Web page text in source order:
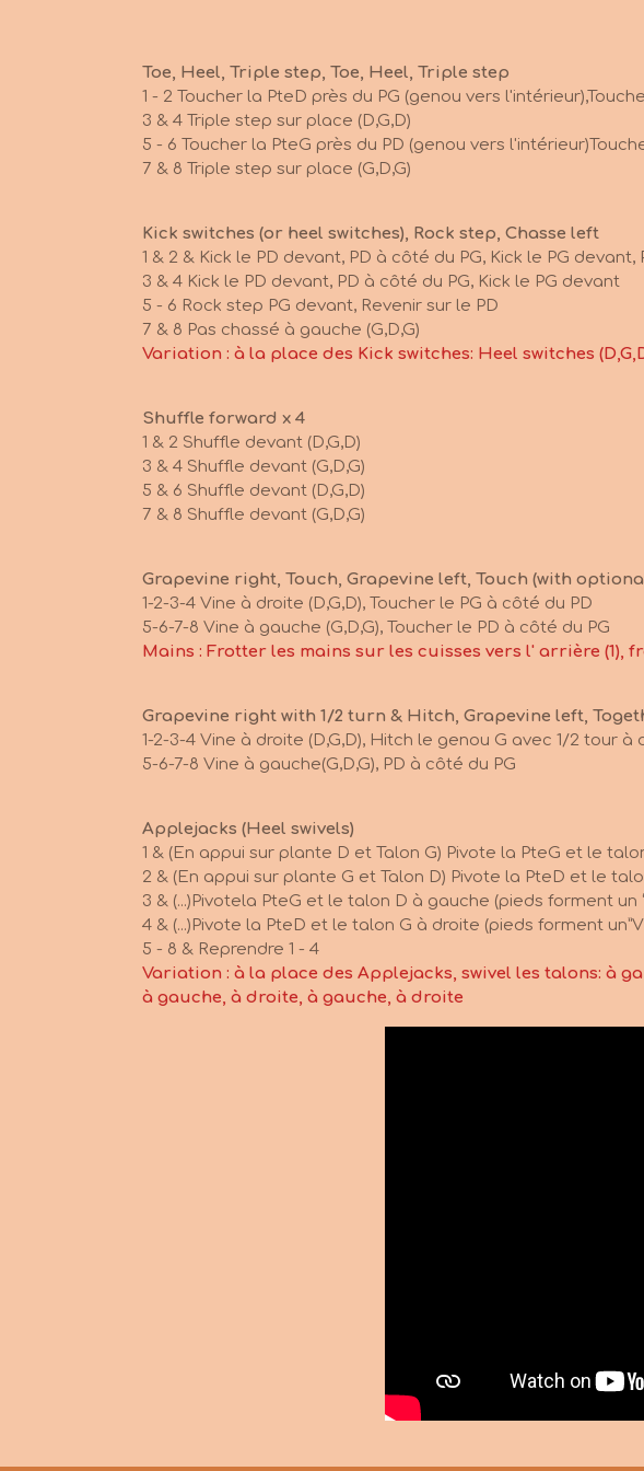
Toe, Heel, Triple step, Toe, Heel, Triple step
1 - 2 Toucher la PteD près du PG (genou vers
3 & 4 Triple step sur place (D,G,D)
5 - 6 Toucher la PteG près du PD (genou vers
7 & 8 Triple step sur place (G,D,G)
Kick switches (or heel switches), Rock step, Chasse left
1 & 2 & Kick le PD devant, PD à côté du PG, Kick le PG devant,
3 & 4 Kick le PD devant, PD à côté du PG, Kick le PG devant
5 - 6 Rock step PG devant, Revenir sur le PD
7 & 8 Pas chassé à gauche (G,D,G)
Variation : à la place des Kick switches: Heel switches
Shuffle forward x 4
1 & 2 Shuffle devant (D,G,D)
3 & 4 Shuffle devant (G,D,G)
5 & 6 Shuffle devant (D,G,D)
7 & 8 Shuffle devant (G,D,G)
Grapevine right, Touch, Grapevine left, Touch (with
1-2-3-4 Vine à droite (D,G,D), Toucher le PG à côté du PD
5-6-7-8 Vine à gauche (G,D,G), Toucher le PD à côté du PG
Mains : Frotter les mains sur les cuisses vers l' arrière (1),
Grapevine right with 1/2 turn & Hitch, Grapevine left,
1-2-3-4 Vine à droite (D,G,D), Hitch le genou G avec 1/2 tour à
5-6-7-8 Vine à gauche(G,D,G), PD à côté du PG
Applejacks (Heel swivels)
1 & (En appui sur plante D et Talon G) Pivote la PteG et le
2 & (En appui sur plante G et Talon D) Pivote la PteD et le
3 & (...)Pivotela PteG et le talon D à gauche (pieds forment un
4 & (...)Pivote la PteD et le talon G à droite (pieds forment
5 - 8 & Reprendre 1 - 4
Variation : à la place des Applejacks, swivel les talons: à
à gauche, à droite, à gauche, à droite